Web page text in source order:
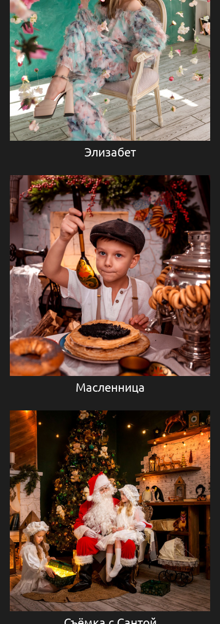
Элизабет
Масленница